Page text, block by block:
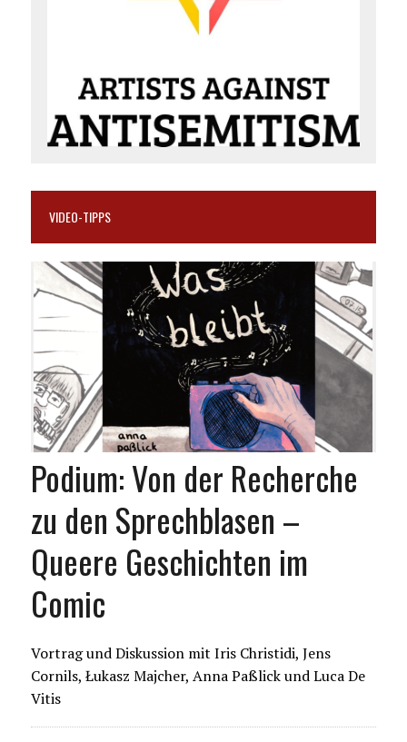
VIDEO-TIPPS
Podium: Von der Recherche
zu den Sprechblasen –
Queere Geschichten im
Comic
Vortrag und Diskussion mit Iris Christidi, Jens
Cornils, Łukasz Majcher, Anna Paßlick und Luca De
Vitis